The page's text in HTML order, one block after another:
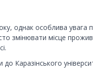
однак особлива увага
змінювати місце
Каразінського